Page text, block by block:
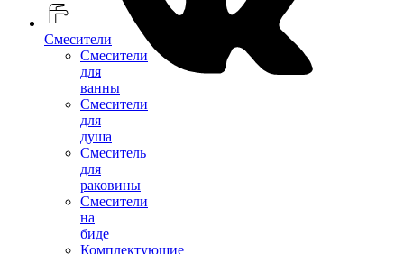
Смесители
Смесители
для
ванны
Смесители
для
душа
Смеситель
для
раковины
Смесители
на
биде
Комплектующие